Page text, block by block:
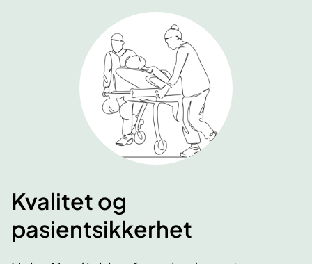
Kvalitet og
pasientsikkerhet